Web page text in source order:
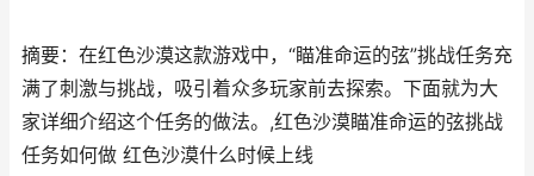
摘要：在红色沙漠这款游戏中，“瞄准命运的弦”挑战任务充
满了刺激与挑战，吸引着众多玩家前去探索。下面就为大
家详细介绍这个任务的做法。,红色沙漠瞄准命运的弦挑战
任务如何做 红色沙漠什么时候上线